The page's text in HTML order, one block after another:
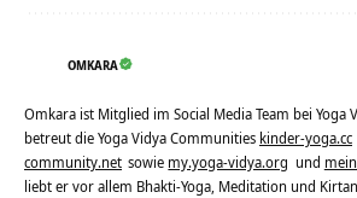
OMKARA
Omkara ist Mitglied im Social Media Team bei Yoga
betreut die Yoga Vidya Communities kinder-yoga.cc
community.net sowie my.yoga-vidya.org und
liebt er vor allem Bhakti-Yoga, Meditation und